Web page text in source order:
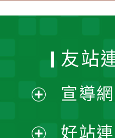
友站
宣導
好站